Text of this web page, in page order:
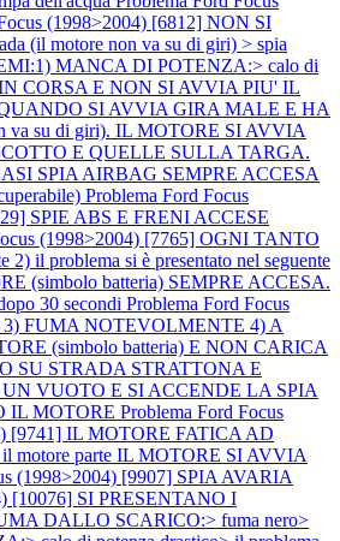
(1998>2004) [6812] NON SI
(il motore non va su di giri) > spia
MANCA DI POTENZA:> calo di
IN CORSA E NON SI AVVIA PIU' IL
QUANDO SI AVVIA GIRA MALE E HA
va su di giri). IL MOTORE SI AVVIA
E QUELLE SULLA TARGA.
SPIA AIRBAG SEMPRE ACCESA
Problema Ford Focus
SPIE ABS E FRENI ACCESE
(1998>2004) [7765] OGNI TANTO
il problema si è presentato nel seguente
(simbolo batteria) SEMPRE ACCESA.
30 secondi Problema Ford Focus
3) FUMA NOTEVOLMENTE 4) A
(simbolo batteria) E NON CARICA
SU STRADA STRATTONA E
UN VUOTO E SI ACCENDE LA SPIA
IL MOTORE Problema Ford Focus
[9741] IL MOTORE FATICA AD
il motore parte IL MOTORE SI AVVIA
(1998>2004) [9907] SPIA AVARIA
[10076] SI PRESENTANO I
DALLO SCARICO:> fuma nero>